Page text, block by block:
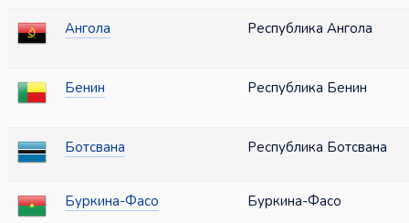
Ангола Республика Ангола
Бенин Республика Бенин
Ботсвана Республика Ботсвана
Буркина-Фасо Буркина-Фасо